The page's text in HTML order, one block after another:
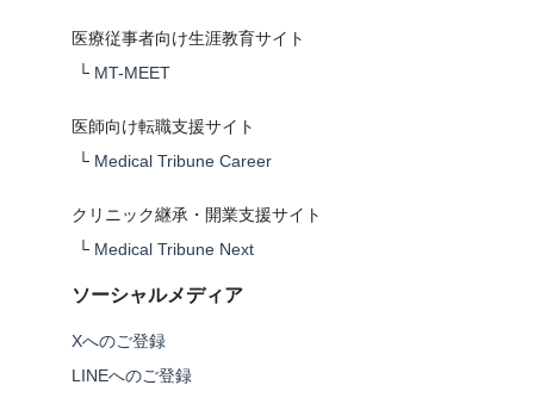
医療従事者向け生涯教育サイト
└ MT-MEET
医師向け転職支援サイト
└ Medical Tribune Career
クリニック継承・開業支援サイト
└ Medical Tribune Next
ソーシャルメディア
Xへのご登録
LINEへのご登録